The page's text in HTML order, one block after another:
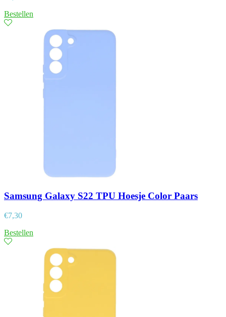
Bestellen
Samsung Galaxy S22 TPU Hoesje Color Paars
€7,30
Bestellen